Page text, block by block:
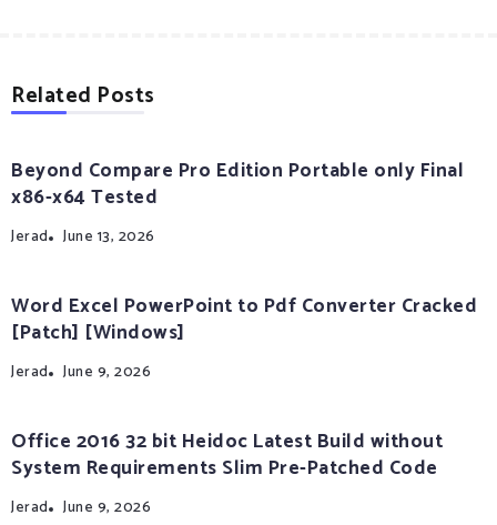
Related Posts
Beyond Compare Pro Edition Portable only Final
x86-x64 Tested
Jerad June 13, 2026
Word Excel PowerPoint to Pdf Converter Cracked
[Patch] [Windows]
Jerad June 9, 2026
Office 2016 32 bit Heidoc Latest Build without
System Requirements Slim Pre-Patched Code
Jerad June 9, 2026